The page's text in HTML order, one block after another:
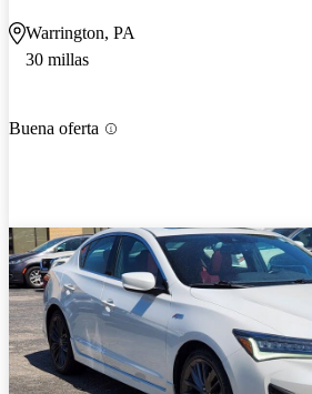
Warrington, PA
30 millas
Buena oferta